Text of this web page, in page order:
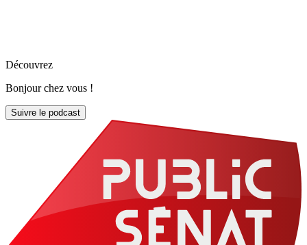
Découvrez
Bonjour chez vous !
Suivre le podcast